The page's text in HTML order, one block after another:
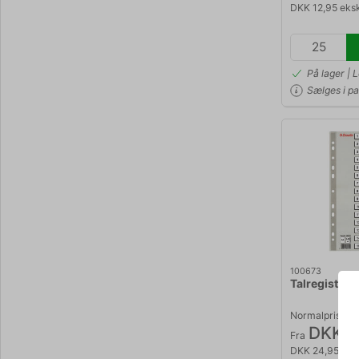
DKK 12,95
På lager |
Sælges i
100673
Talregister
Normalpris
Fra DKK
DKK 24,95